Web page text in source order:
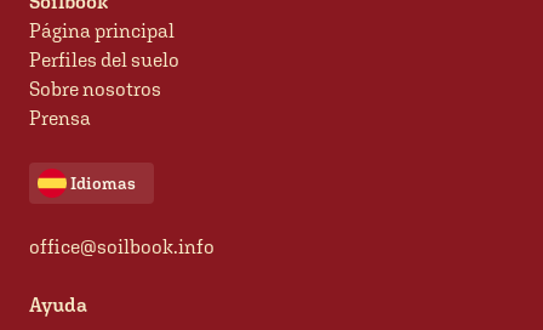
Página principal
Perfiles del suelo
Sobre nosotros
Prensa
Idiomas
office@soilbook.info
Ayuda